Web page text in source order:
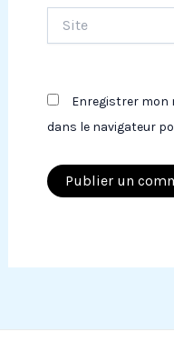
Enregistrer mon
dans le navigateur